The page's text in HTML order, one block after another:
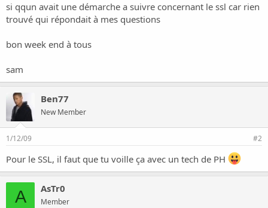
si qqun avait une démarche a suivre concernant le ssl car rien
trouvé qui répondait à mes questions
bon week end à tous
sam
Ben77
New Member
1/12/09 #2
Pour le SSL, il faut que tu voille ça avec un tech de PH
A AsTr0
Member